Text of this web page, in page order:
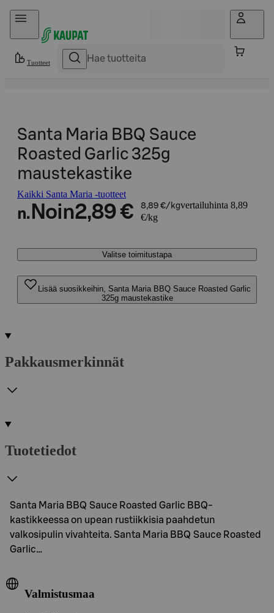
Hyppää sisältöön
Tuotteet
Santa Maria BBQ Sauce
Roasted Garlic 325g
maustekastike
Kaikki Santa Maria -tuotteet
n. Noin2,89 € 8,89 €/kgvertailuhinta 8,89
€/kg
Valitse toimitustapa
Lisää suosikkeihin, Santa Maria BBQ Sauce Roasted Garlic
325g maustekastike
Pakkausmerkinnät
Tuotetiedot
Santa Maria BBQ Sauce Roasted Garlic BBQ-
kastikkeessa on upean rustiikkisia paahdetun
valkosipulin vivahteita. Santa Maria BBQ Sauce Roasted
Garlic…
Valmistusmaa